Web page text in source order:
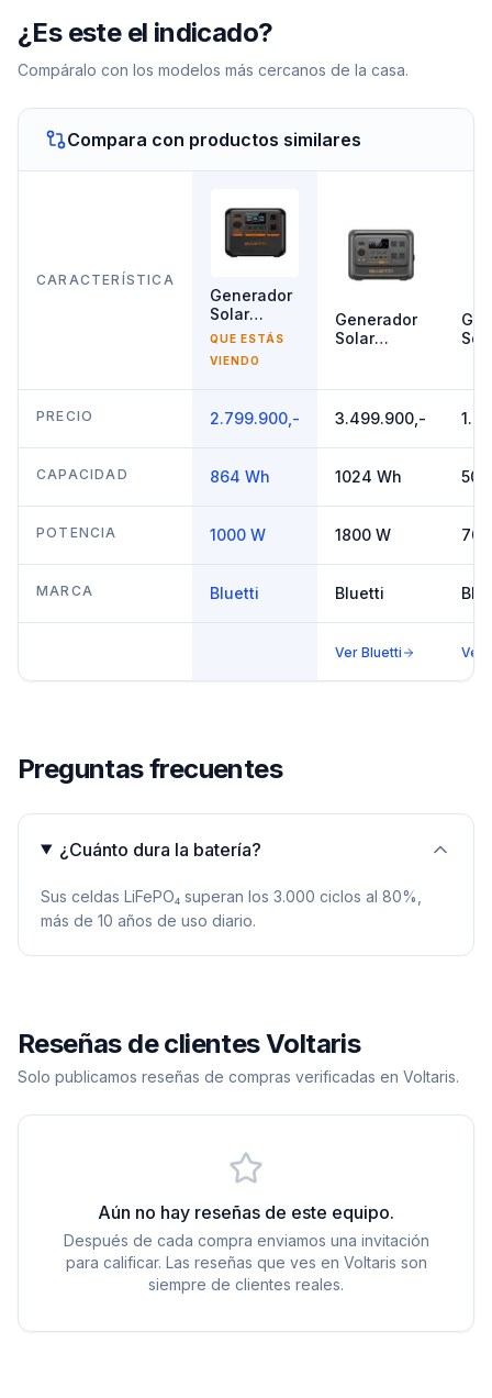
¿Es este el indicado?
Compáralo con los modelos más cercanos de la casa.
Compara con productos similares
CARACTERÍSTICA
Generador
Solar
1000W
AC70P
QUE ESTÁS
VIENDO
Generador
Solar
Premium
100 V2
PRECIO 2.799.900,- 3.499.900,-
CAPACIDAD 864 Wh 1024 Wh
POTENCIA 1000 W 1800 W
MARCA Bluetti Bluetti
Ver Bluetti Ver
Preguntas frecuentes
¿Cuánto dura la batería?
Sus celdas LiFePO₄ superan los 3.000 ciclos al 80%,
más de 10 años de uso diario.
Reseñas de clientes Voltaris
Solo publicamos reseñas de compras verificadas en Voltaris.
Aún no hay reseñas de este equipo.
Después de cada compra enviamos una invitación
para calificar. Las reseñas que ves en Voltaris son
siempre de clientes reales.